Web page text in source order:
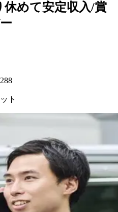
めて安定収入/賞
ト